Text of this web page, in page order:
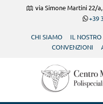
via Simone Martini 22/
+39
CHI SIAMO IL NOSTRO
CONVENZIONI